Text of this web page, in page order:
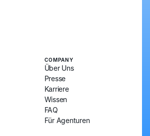
COMPANY
Über Uns
Presse
Karriere
Wissen
FAQ
Für Agenturen